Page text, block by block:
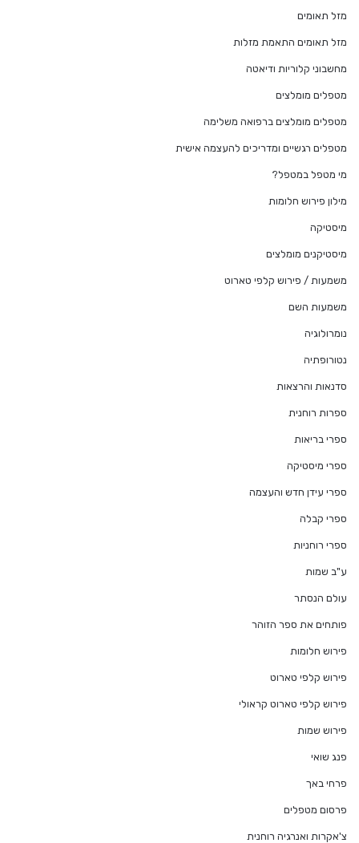
מזל תאומים
מזל תאומים התאמת מזלות
מחשבוני קלוריות ודיאטה
מטפלים מומלצים
מטפלים מומלצים ברפואה משלימה
מטפלים רגשיים ומדריכים להעצמה אישית
מי מטפל במטפל?
מילון פירוש חלומות
מיסטיקה
מיסטיקנים מומלצים
משמעות / פירוש קלפי טארוט
משמעות השם
נומרולוגיה
נטורופתיה
סדנאות והרצאות
ספרות רוחנית
ספרי בריאות
ספרי מיסטיקה
ספרי עידן חדש והעצמה
ספרי קבלה
ספרי רוחניות
ע"ב שמות
עולם הנסתר
פותחים את ספר הזוהר
פירוש חלומות
פירוש קלפי טארוט
פירוש קלפי טארוט קראולי
פירוש שמות
פנג שואי
פרחי באך
פרסום מטפלים
צ'אקרות ואנרגיה רוחנית